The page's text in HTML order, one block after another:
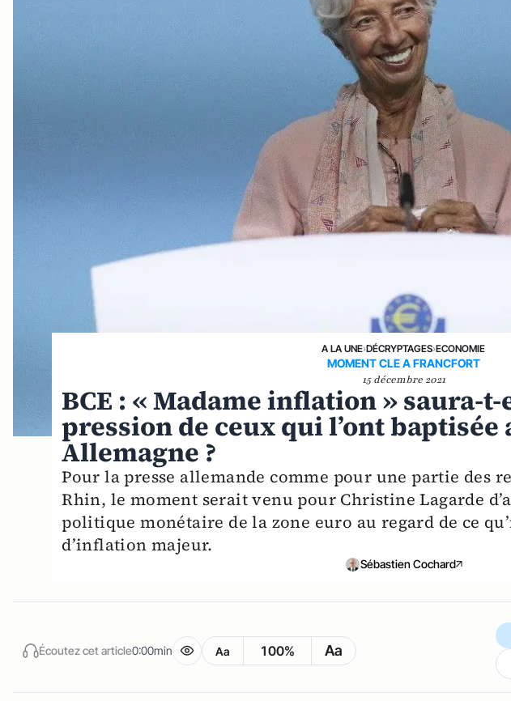
A LA UNE›DÉCRYPTAGES›ECONOMIE
MOMENT CLE A FRANCFORT
15 décembre 2021
BCE : « Madame inflation » saura-
pression de ceux qui l’ont baptisée
Allemagne ?
Pour la presse allemande comme pour une partie des
Rhin, le moment serait venu pour Christine Lagarde
politique monétaire de la zone euro au regard de ce
d’inflation majeur.
Sébastien Cochard
Écoutez cet article0:00min Aa 100% Aa